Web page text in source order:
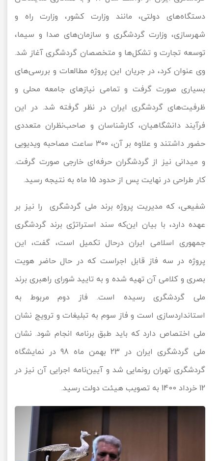
دستگاه‌های دولتی، مانند وزارت کشور، وزارت راه و
شهرسازی، وزارت گردشگری و سازمان‌های صدا و سیما،
توسعه تجارت و تشکل‌ها و متخصصان گردشگری آغاز شد.
وی عنوان کرد، در جریان این پروژه مطالعات و بررسی‌های
بسیاری صورت گرفت و تمامی نیازهای جامعه محلی و
ظر‌فیت‌های گردشگری ایران در نظر گرفته شد. در این
فرآیند دانشگاهیان، کارشناسان و صاحب‌نظران متعددی
حضور داشتند و علاوه بر آن، ۳۰۰ ساعت مصاحبه ویدیویی
و میدانی نیز از گردشگران حرفه‌ای خارجی صورت گرفت.
کار طراحی در نهایت پس از حدود 15 ماه به نتیجه رسید.
شفیعی، که مدیریت پروژه برند ملی گردشگری را نیز بر
عهده دارد، با بیان این‌که سند استراتژی برند گردشگری
جمهوری اسلامی ایران درحال تکمیل است، گفت، این
پروژه در سه فاز قابل اجراست که در حال حاضر هویت
بصری و کلامی آن تهیه شده و به تایید شورای راهبری برند
ملی گردشگری رسیده است. فاز دوم مربوط به
استانداردسازی است و فاز سوم به تبلیغات و ترویج نشان
ملی اختصاص دارد که باید طبق برنامه انجام شود. نشان
ملی گردشگری ایران در 23 بهمن ماه 98 در نمایشگاه
گردشگری تهران رونمایی شد و آیین‌نامه اجرایی آن نیز در